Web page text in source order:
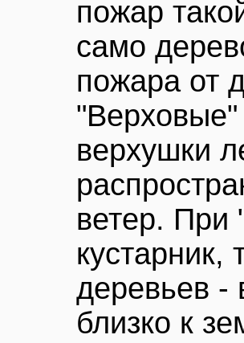
пожар
само
пожара от
"Верховые"
верхушки
ветер. При
кустарник,
деревьев -
близко к